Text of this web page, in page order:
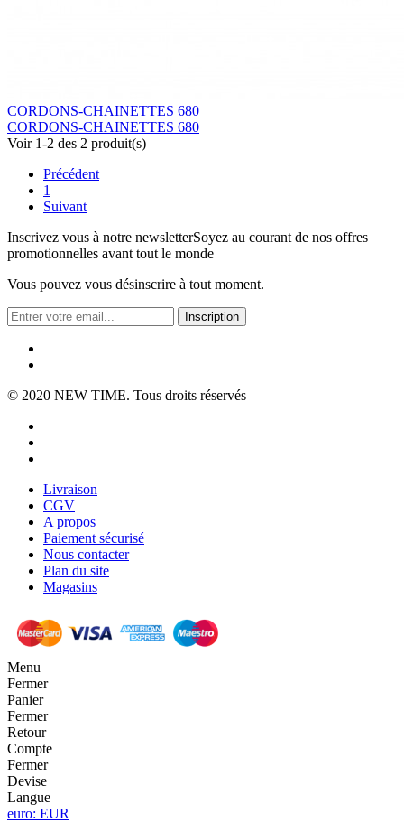
CORDONS-CHAINETTES 680
CORDONS-CHAINETTES 680
Voir 1-2 des 2 produit(s)
Précédent
1
Suivant
Inscrivez vous à notre newsletterSoyez au courant de nos offres
promotionnelles avant tout le monde
Vous pouvez vous désinscrire à tout moment.
Inscription
© 2020 NEW TIME. Tous droits réservés
Livraison
CGV
A propos
Paiement sécurisé
Nous contacter
Plan du site
Magasins
Menu
Fermer
Panier
Fermer
Retour
Compte
Fermer
Devise
Langue
euro: EUR